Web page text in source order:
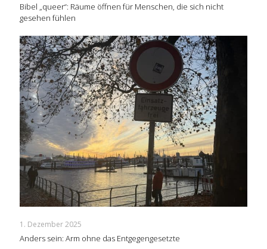
Bibel „queer“: Räume öffnen für Menschen, die sich nicht
gesehen fühlen
1. Dezember 2025
Anders sein: Arm ohne das Entgegengesetzte